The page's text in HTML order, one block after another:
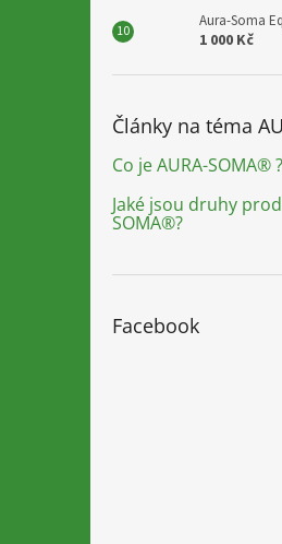
Aura-Soma
1 000 Kč
Články na téma
Co je AURA-SOMA® ?
Jaké jsou druhy
SOMA®?
Facebook